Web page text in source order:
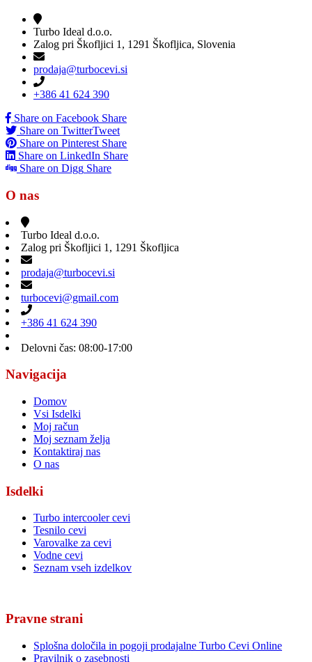
Turbo Ideal d.o.o.
Zalog pri Škofljici 1, 1291 Škofljica, Slovenia
prodaja@turbocevi.si
+386 41 624 390
Share on Facebook Share
Share on TwitterTweet
Share on Pinterest Share
Share on LinkedIn Share
Share on Digg Share
O nas
Turbo Ideal d.o.o.
Zalog pri Škofljici 1, 1291 Škofljica
prodaja@turbocevi.si
turbocevi@gmail.com
+386 41 624 390
Delovni čas: 08:00-17:00
Navigacija
Domov
Vsi Isdelki
Moj račun
Moj seznam želja
Kontaktiraj nas
O nas
Isdelki
Turbo intercooler cevi
Tesnilo cevi
Varovalke za cevi
Vodne cevi
Seznam vseh izdelkov
Pravne strani
Splošna določila in pogoji prodajalne Turbo Cevi Online
Pravilnik o zasebnosti